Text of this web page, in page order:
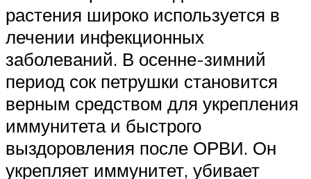
растения широко используется в
лечении инфекционных
заболеваний. В осенне-зимний
период сок петрушки становится
верным средством для укрепления
иммунитета и быстрого
выздоровления после ОРВИ. Он
укрепляет иммунитет, убивает